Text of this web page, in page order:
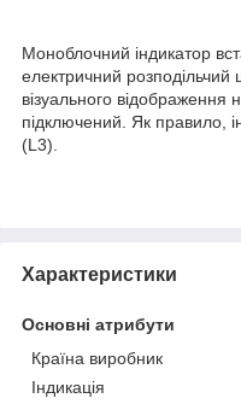
Моноблочний індикатор
електричний
візуального відображення
підключений. Як правило,
(L3).
Характеристики
Основні атрибути
Країна виробник
Індикація